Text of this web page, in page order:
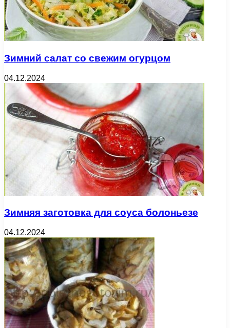
Зимний салат со свежим огурцом
04.12.2024
Зимняя заготовка для соуса болоньезе
04.12.2024